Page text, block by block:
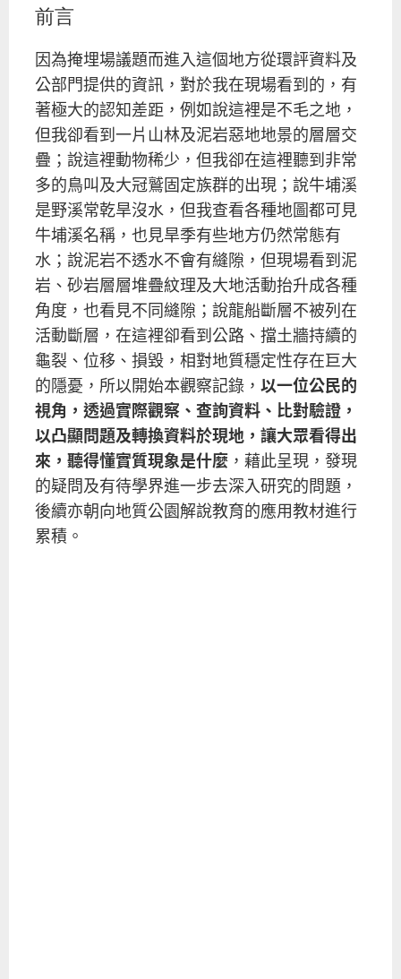
前言
因為掩埋場議題而進入這個地方從環評資料及
公部門提供的資訊，對於我在現場看到的，有
著極大的認知差距，例如說這裡是不毛之地，
但我卻看到一片山林及泥岩惡地地景的層層交
疊；說這裡動物稀少，但我卻在這裡聽到非常
多的鳥叫及大冠鷲固定族群的出現；說牛埔溪
是野溪常乾旱沒水，但我查看各種地圖都可見
牛埔溪名稱，也見旱季有些地方仍然常態有
水；說泥岩不透水不會有縫隙，但現場看到泥
岩、砂岩層層堆疊紋理及大地活動抬升成各種
角度，也看見不同縫隙；說龍船斷層不被列在
活動斷層，在這裡卻看到公路、擋土牆持續的
龜裂、位移、損毀，相對地質穩定性存在巨大
的隱憂，所以開始本觀察記錄， 以一位公民的
視角，透過實際觀察、查詢資料、比對驗證，
以凸顯問題及轉換資料於現地，讓大眾看得出
來，聽得懂實質現象是什麼，藉此呈現，發現
的疑問及有待學界進一步去深入研究的問題，
後續亦朝向地質公園解說教育的應用教材進行
累積。